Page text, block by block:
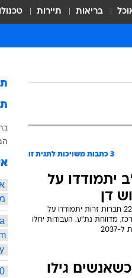
בריאות תיירות
3 כתבות משויכות לתגית זו
יתמודדו על
דן
למרות המלחמה והמחאות נגד ישראל: 22 חברות זרות יתמודדו על
מדווחת נת"ע. העבודות יחלו
גילו
a
y
0